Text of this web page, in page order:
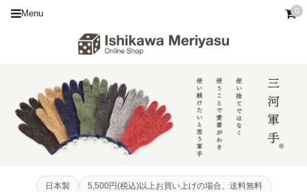
Menu 0
日本製 5,500円(税込)以上お買い上げの場合、送料無料